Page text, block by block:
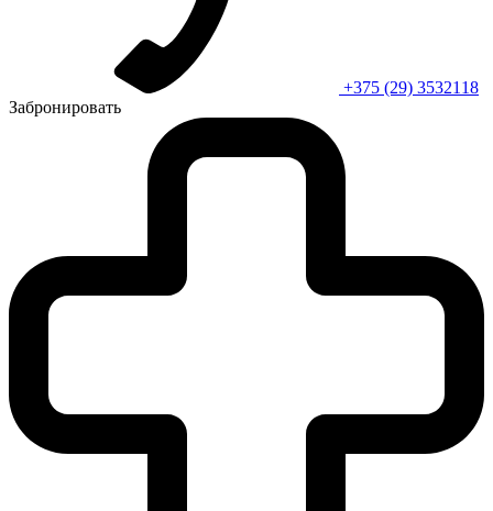
+375 (29) 3532118
Забронировать